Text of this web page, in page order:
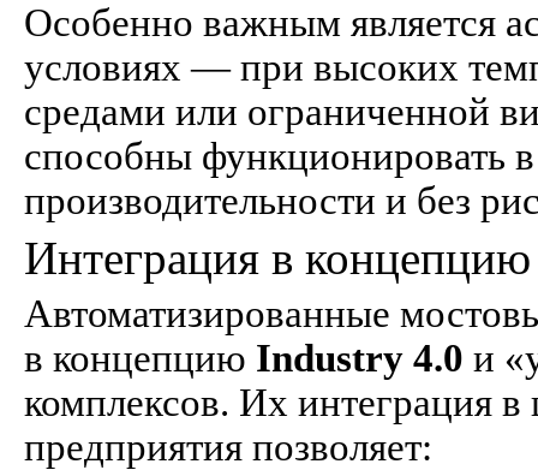
Особенно важным является
условиях — при высоких
средами или ограниченной
способны функционировать
производительности и без
Интеграция в
Автоматизированные
в концепцию Industry 4.0 и
комплексов. Их интеграция
предприятия позволяет: